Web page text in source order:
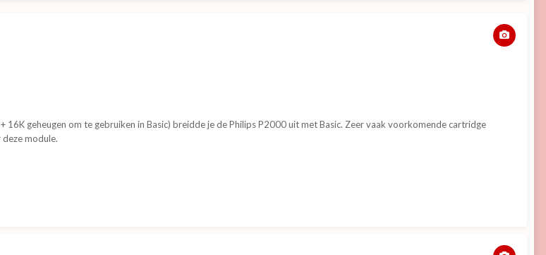
geheugen om te gebruiken in Basic) breidde je de Philips P2000 uit met Basic. Zeer vaak voorkomende cartridge
module.